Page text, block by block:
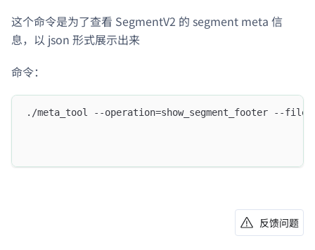
这个命令是为了查看 SegmentV2 的 segment meta 信
息，以 json 形式展示出来
命令：
./meta_tool --operation=show_segment_footer --
反馈问题